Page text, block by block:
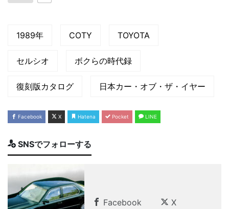
1989年 COTY TOYOTA
セルシオ ボクらの時代録
復刻版カタログ 日本カー・オブ・ザ・イヤー
Facebook X Hatena Pocket LINE
SNSでフォローする
Facebook X